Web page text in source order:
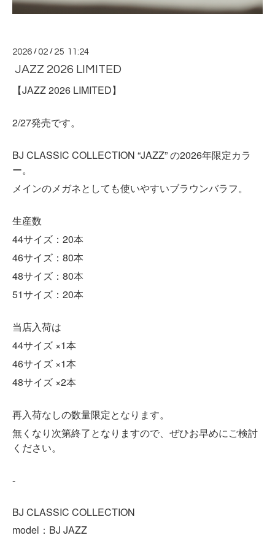
2026 /02 / 25 11:24
JAZZ 2026 LIMITED
【JAZZ 2026 LIMITED】
2/27発売です。
BJ CLASSIC COLLECTION “JAZZ” の2026年限定カラ
ー。
メインのメガネとしても使いやすいブラウンバラフ。
生産数
44サイズ：20本
46サイズ：80本
48サイズ：80本
51サイズ：20本
当店入荷は
44サイズ ×1本
46サイズ ×1本
48サイズ ×2本
再入荷なしの数量限定となります。
無くなり次第終了となりますので、ぜひお早めにご検討
ください。
-
BJ CLASSIC COLLECTION
model：BJ JAZZ